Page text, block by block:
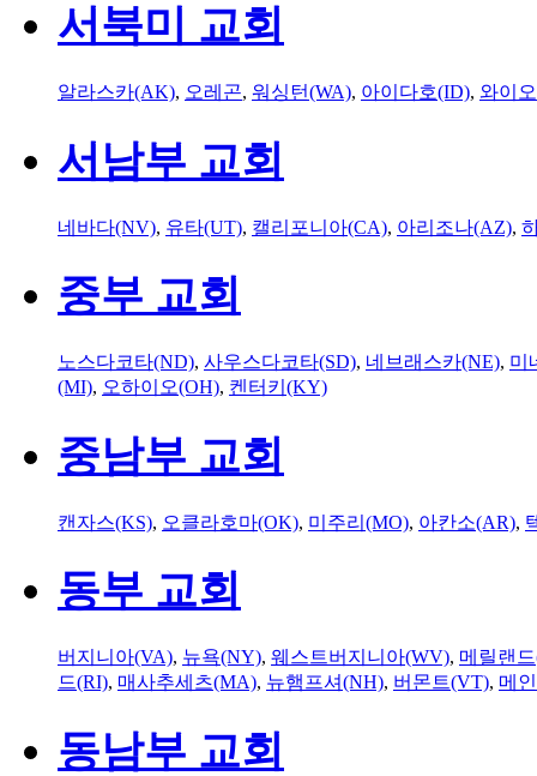
서북미 교회
알라스카(AK), 오레곤, 워싱턴(WA), 아이다호(ID), 와이
서남부 교회
네바다(NV), 유타(UT), 캘리포니아(CA), 아리조나(AZ),
중부 교회
노스다코타(ND), 사우스다코타(SD), 네브래스카(NE), 미
(MI), 오하이오(OH), 켄터키(KY)
중남부 교회
캔자스(KS), 오클라호마(OK), 미주리(MO), 아칸소(AR),
동부 교회
버지니아(VA), 뉴욕(NY), 웨스트버지니아(WV), 메릴랜
드(RI), 매사추세츠(MA), 뉴햄프셔(NH), 버몬트(VT), 메
동남부 교회